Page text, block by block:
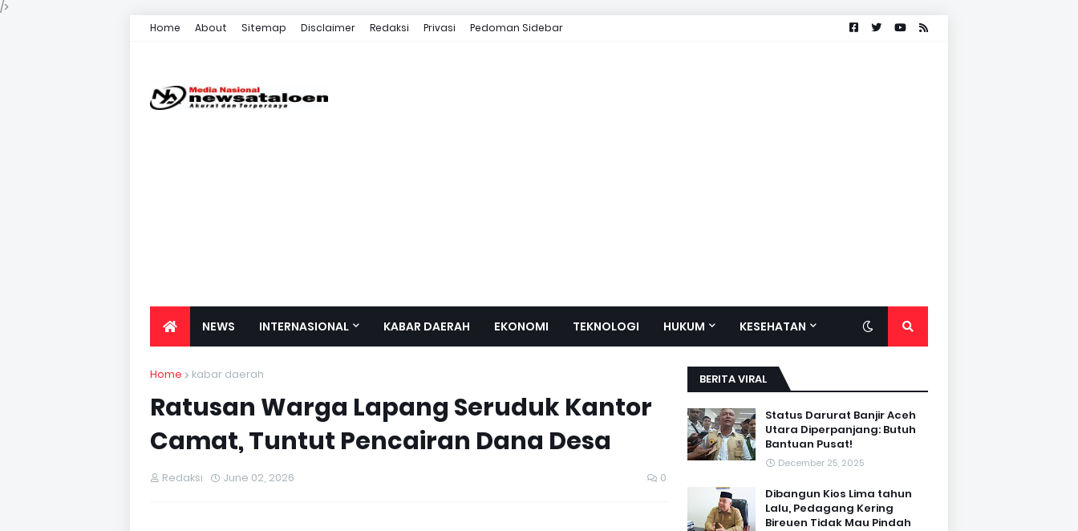
/>
Home About Sitemap Disclaimer Redaksi Privasi Pedoman Sidebar
NEWS INTERNASIONAL KABAR DAERAH EKONOMI TEKNOLOGI HUKUM KESEHATAN
Home kabar daerah
Ratusan Warga Lapang Seruduk Kantor
Camat, Tuntut Pencairan Dana Desa
Redaksi June 02, 2026 0
BERITA VIRAL
Status Darurat Banjir Aceh
Utara Diperpanjang: Butuh
Bantuan Pusat!
December 25, 2025
Dibangun Kios Lima tahun
Lalu, Pedagang Kering
Bireuen Tidak Mau Pindah